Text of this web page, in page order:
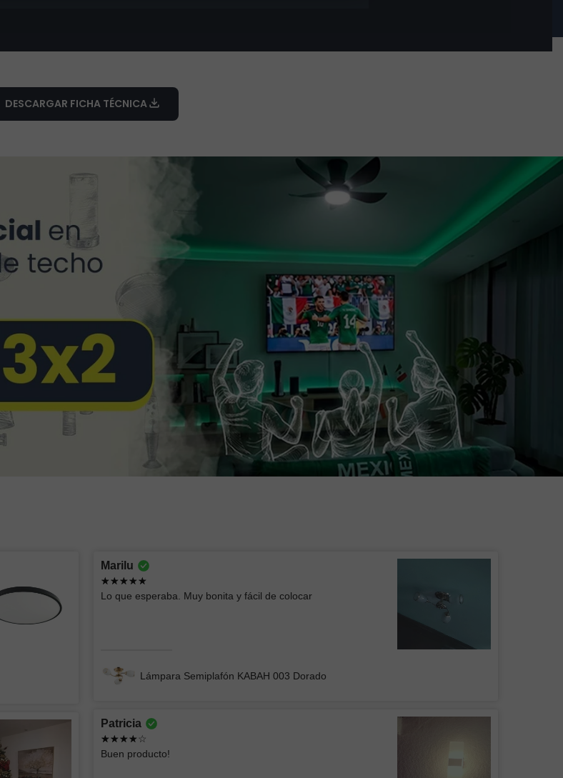
DESCARGAR FICHA TÉCNICA
Marilu
Lo que esperaba. Muy bonita y fácil de colocar
Lámpara Semiplafón KABAH 003 Dorado
Patricia
Buen producto!
esas lámparas y me
el servicio fue súper
info